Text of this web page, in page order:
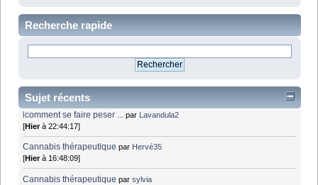
Recherche rapide
Sujet récents
lcomment se faire peser ... par Lavandula2
[Hierà 22:44:17]
Cannabis thérapeutique par Hervé35
[Hierà 16:48:09]
Cannabis thérapeutique parsylvia